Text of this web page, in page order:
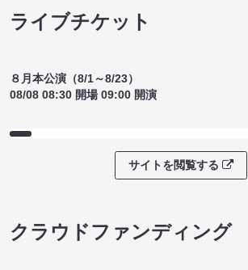
¥1300(税込)
サイトを閲覧する
ライブチケット